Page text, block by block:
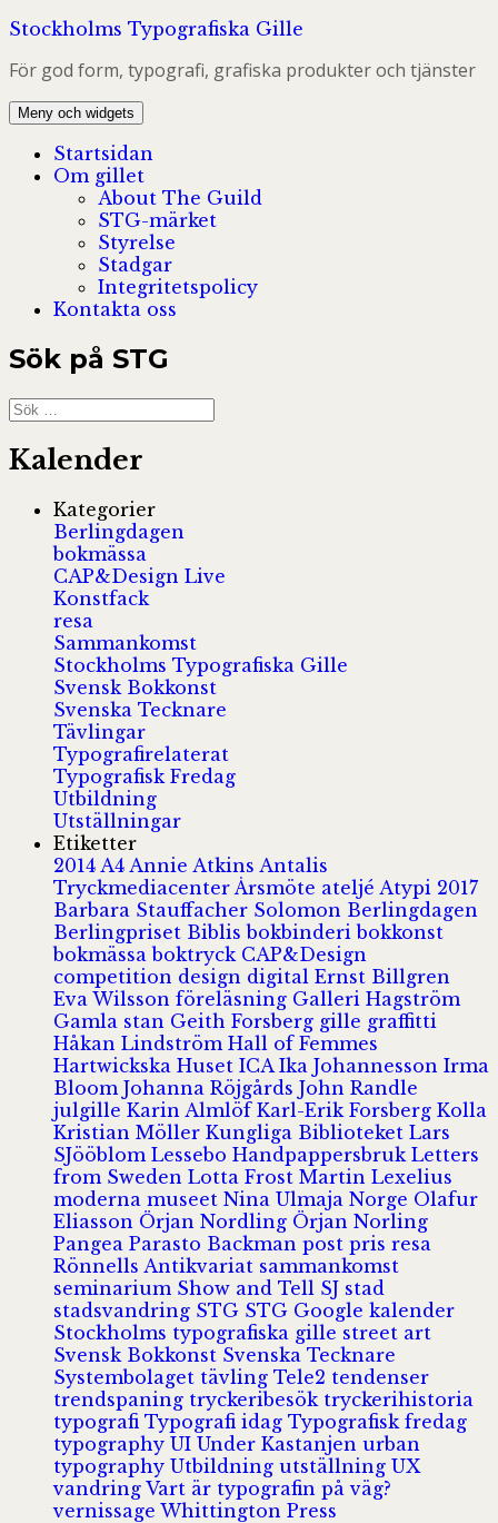
Hoppa
innehåll
Stockholms Typografiska Gille
För god form, typografi, grafiska produkter och tjänster
Meny och widgets
Startsidan
Om gillet
About The Guild
STG-märket
Styrelse
Stadgar
Integritetspolicy
Kontakta oss
Sök på STG
Sök
efter:
Kalender
Kategorier
Berlingdagen
bokmässa
CAP&Design Live
Konstfack
resa
Sammankomst
Stockholms Typografiska Gille
Svensk Bokkonst
Svenska Tecknare
Tävlingar
Typografirelaterat
Typografisk Fredag
Utbildning
Utställningar
Etiketter
2014 A4 Annie Atkins Antalis
Tryckmediacenter Årsmöte ateljé Atypi 2017
Barbara Stauffacher Solomon Berlingdagen
Berlingpriset Biblisbokbinderibokkonst
bokmässaboktryck CAP&Design
competition design digital Ernst Billgren
Eva Wilsson föreläsning Galleri Hagström
Gamla stan Geith Forsberg gille graffitti
Håkan Lindström Hall of Femmes
Hartwickska Huset ICA Ika Johannesson Irma
Bloom Johanna Röjgårds John Randle
julgille Karin Almlöf Karl-Erik Forsberg Kolla
Kristian Möller Kungliga Biblioteket Lars
SJööblom Lessebo Handpappersbruk Letters
from Sweden Lotta Frost Martin Lexelius
moderna museet Nina Ulmaja Norge Olafur
Eliasson Örjan Nordling Örjan Norling
Pangea Parasto Backman post pris resa
Rönnells Antikvariat sammankomst
seminarium Show and Tell SJ stad
stadsvandring STG STG Google kalender
Stockholms typografiska gille street art
Svensk Bokkonst Svenska Tecknare
Systembolaget tävling Tele2 tendenser
trendspaning tryckeribesök tryckerihistoria
typografi Typografi idag Typografisk fredag
typography UI Under Kastanjen urban
typography Utbildning utställning UX
vandring Vart är typografin på väg?
vernissage Whittington Press